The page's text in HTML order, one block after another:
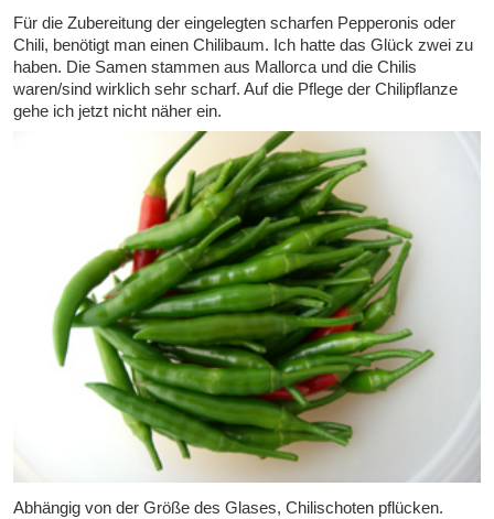
Für die Zubereitung der eingelegten scharfen Pepperonis oder
Chili, benötigt man einen Chilibaum. Ich hatte das Glück zwei zu
haben. Die Samen stammen aus Mallorca und die Chilis
waren/sind wirklich sehr scharf. Auf die Pflege der Chilipflanze
gehe ich jetzt nicht näher ein.
Abhängig von der Größe des Glases, Chilischoten pflücken.